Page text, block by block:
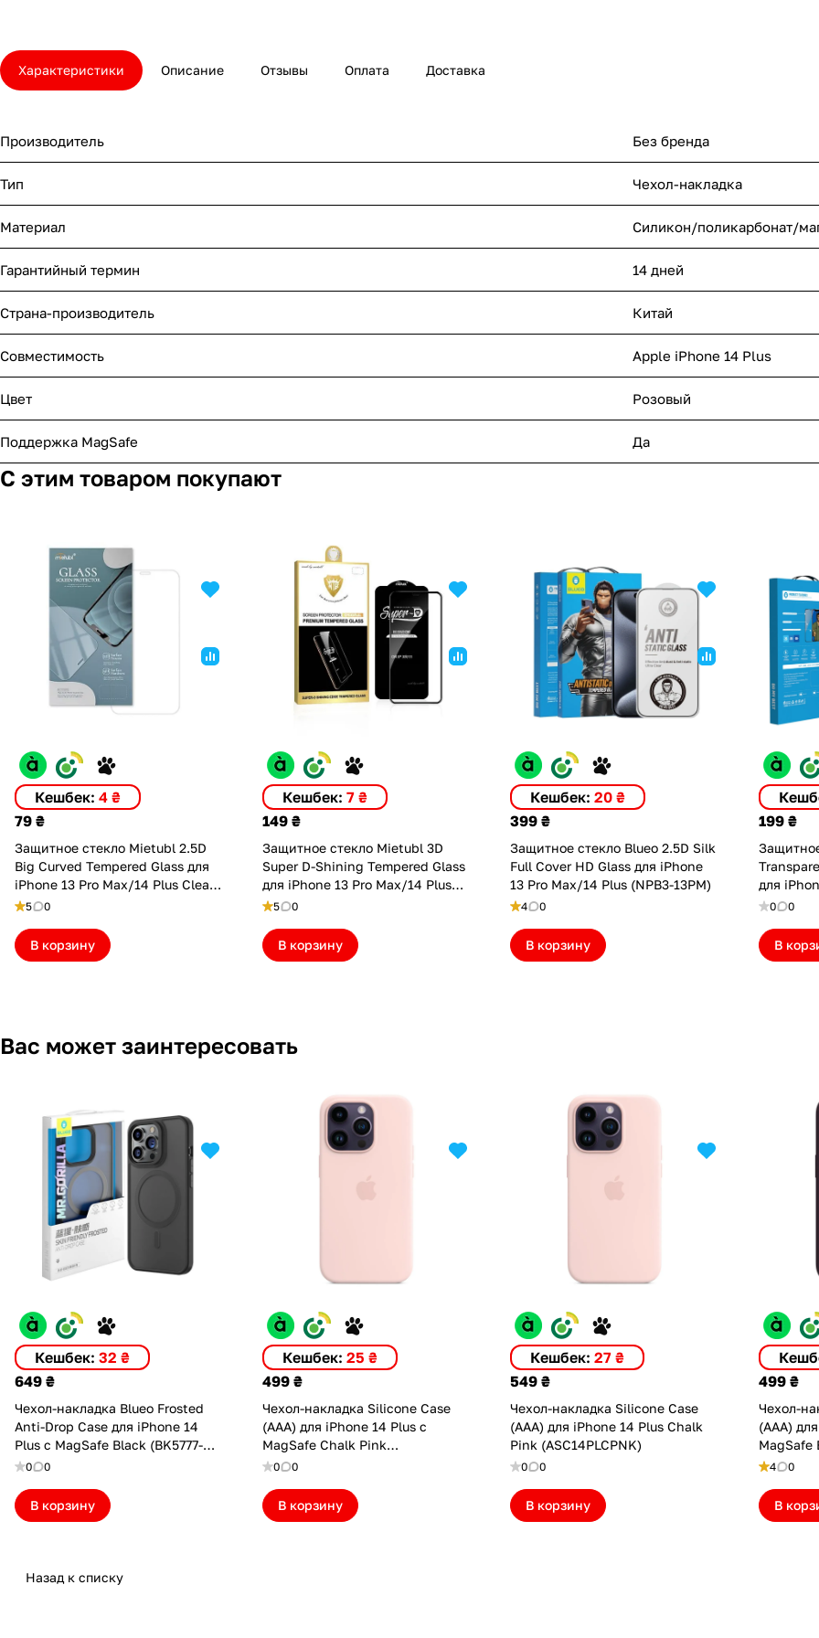
Характеристики Описание Отзывы Оплата Доставка
Производитель Без бренда
Тип Чехол-накладка
Материал Силикон/поликарбонат/
Гарантийный термин 14 дней
Страна-производитель Китай
Совместимость Apple iPhone 14 Plus
Цвет Розовый
Поддержка MagSafe Да
С этим товаром покупают
Кешбек: 4 ₴
79 ₴
Защитное стекло Mietubl 2.5D
Big Curved Tempered Glass для
iPhone 13 Pro Max/14 Plus Clear
(MTBL25D13PMCL)
5 0
В корзину
Кешбек:7 ₴
149 ₴
Защитное стекло Mietubl 3D
Super D-Shining Tempered Glass
для iPhone 13 Pro Max/14 Plus
(MTBL25D13PM)
5 0
В корзину
Кешбек:20 ₴
399 ₴
Защитное стекло Blueo 2.5D Silk
Full Cover HD Glass для iPhone
13 Pro Max/14 Plus (NPB3-13PM)
4 0
В корзину
199 ₴
для
(NPB1-
0 0
В
Вас может заинтересовать
Кешбек: 32 ₴
649 ₴
Чехол-накладка Blueo Frosted
Anti-Drop Case для iPhone 14
Plus с MagSafe Black (BK5777-
14M)
0 0
В корзину
Кешбек:25 ₴
499 ₴
Чехол-накладка Silicone Case
(AAA) для iPhone 14 Plus с
MagSafe Chalk Pink
(ASC14PLCPNK(M))
0 0
В корзину
Кешбек:27 ₴
549 ₴
Чехол-накладка Silicone Case
(AAA) для iPhone 14 Plus Chalk
Pink (ASC14PLCPNK)
0 0
В корзину
499 ₴
Чехол-
(AAA)
MagSafe
4 0
В
Назад к списку